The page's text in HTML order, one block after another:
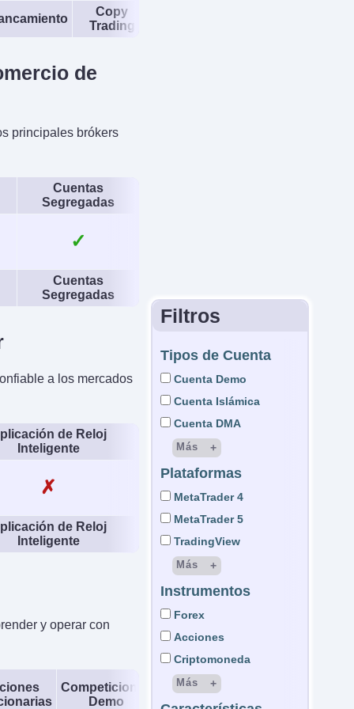
Copy
Trading
de
principales brókers
Cuentas
Segregadas
✓
Cuentas
Segregadas
a los mercados
de Reloj
Inteligente
✗
de Reloj
Inteligente
y operar con
Competiciones
Demo
Filtros
Tipos de Cuenta
Cuenta Demo
Cuenta Islámica
Cuenta DMA
Más
Cuenta STP
cuenta ECN
Cuenta LAMM
Cuenta MAM
Cuenta PAMM
Plataformas
MetaTrader 4
MetaTrader 5
TradingView
Más
cTrader
DupliTrade
ActTrader
OmniTrader
Wyden
Trading Central
Instrumentos
Forex
Acciones
Criptomoneda
Más